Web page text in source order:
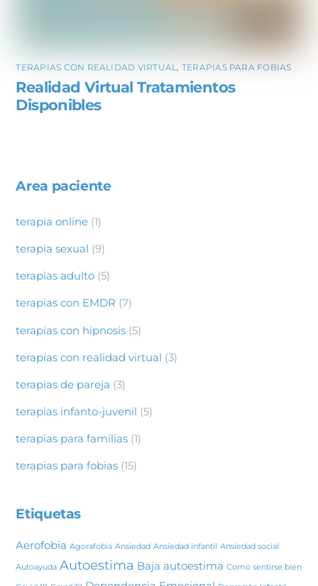
TERAPIAS CON REALIDAD VIRTUAL, TERAPIAS PARA FOBIAS
Realidad Virtual Tratamientos
Disponibles
Area paciente
terapia online (1)
terapia sexual (9)
terapias adulto (5)
terapias con EMDR (7)
terapias con hipnosis (5)
terapias con realidad virtual (3)
terapias de pareja (3)
terapias infanto-juvenil (5)
terapias para familias (1)
terapias para fobias (15)
Etiquetas
Aerofobia Agorafobia Ansiedad Ansiedad infantil Ansiedad social
Autoayuda Autoestima Baja autoestima Como sentirse bien